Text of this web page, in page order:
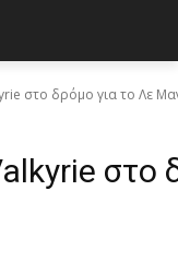
στο δρόμο για το Λε